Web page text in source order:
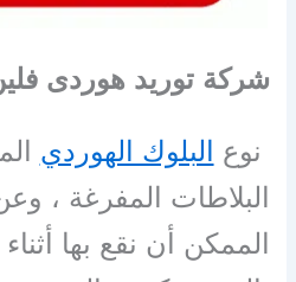
شركة توريد هوردى
نوع البلوك الهوردي
البلاطات المفرغة ،
الممكن أن نقع بها